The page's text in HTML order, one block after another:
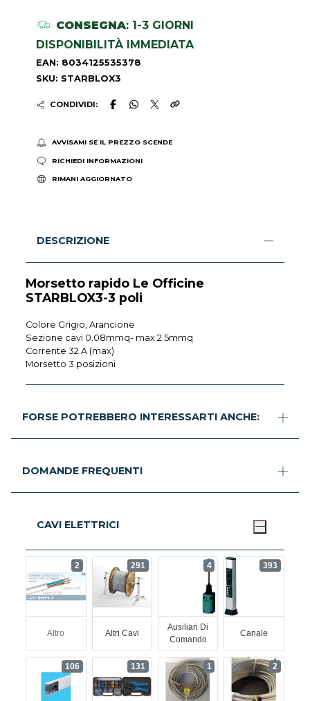
CONSEGNA: 1-3 GIORNI
DISPONIBILITÀ IMMEDIATA
EAN: 8034125535378
SKU: STARBLOX3
CONDIVIDI:
AVVISAMI SE IL PREZZO SCENDE
RICHIEDI INFORMAZIONI
RIMANI AGGIORNATO
DESCRIZIONE
Morsetto rapido Le Officine
STARBLOX3-3 poli
Colore Grigio, Arancione
Sezione cavi 0.08mmq- max 2.5mmq
Corrente 32 A (max)
Morsetto 3 posizioni
FORSE POTREBBERO INTERESSARTI ANCHE:
DOMANDE FREQUENTI
CAVI ELETTRICI
Altro
2
Altri Cavi
291
Ausiliari Di
Comando
4
Canale
393
106 131 1 2